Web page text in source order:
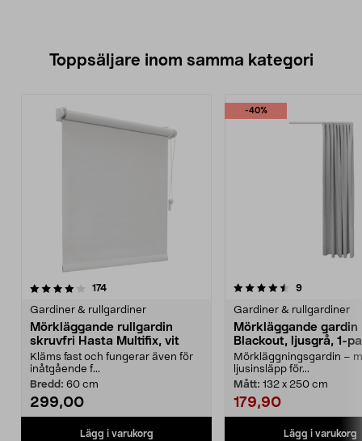
Toppsäljare inom samma kategori
174recensioner
Gardiner & rullgardiner
Mörkläggande rullgardin
skruvfri Hasta Multifix, vit
Kläms fast och fungerar även för
inåtgående f...
Bredd: 60 cm
299,00
Lägg i varukorg
-40%
4.5 av 5 stjärnor 9recensioner
Gardiner & rullgardiner
Mörkläggande gardin
Blackout, ljusgrå, 1-
Mörkläggningsgardin –
ljusinsläpp för...
Mått: 132 x 250 cm
179,90
Lägg i varukorg
3.5 av 5 stjärnor